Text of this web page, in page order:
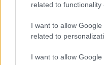
related to functionality
I want to allow
related to
I want to allow